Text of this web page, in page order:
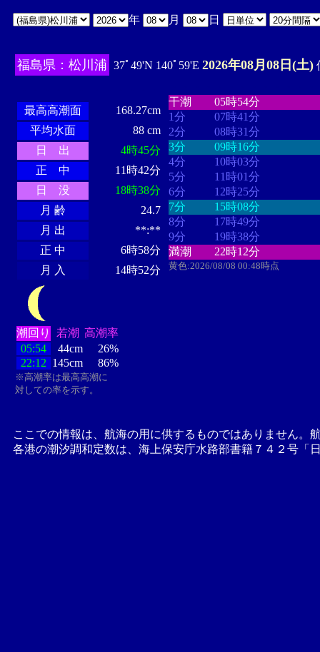
年 月 日
福島県：松川浦 37ﾟ49'N 140ﾟ59'E 2026年08月08日(土)
最高高潮面
168.27cm
平均水面
88 cm
日 出
4時45分
正 中
11時42分
日 没
18時38分
月 齢
24.7
月 出
**:**
正 中
6時58分
月 入
14時52分
潮回り 若潮 高潮率
05:54
44cm
26%
22:12 145cm 86%
※高潮率は最高高潮に
対しての率を示す。
干潮
05時54分
1分
07時41分
2分
08時31分
3分
09時16分
4分
10時03分
5分
11時01分
6分
12時25分
7分
15時08分
8分
17時49分
9分
19時38分
満潮
22時12分
黄色:2026/08/08 00:48時点
ここでの情報は、航海の用に供するものではありません。
各港の潮汐調和定数は、海上保安庁水路部書籍７４２号「